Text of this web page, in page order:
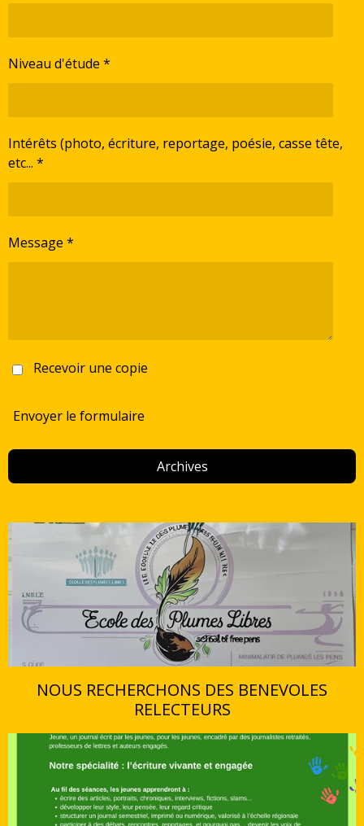
Niveau d'étude *
Intérêts (photo, écriture, reportage, poésie, casse tête,
etc... *
Message *
Recevoir une copie
Envoyer le formulaire
Archives
NOUS RECHERCHONS DES BENEVOLES
RELECTEURS